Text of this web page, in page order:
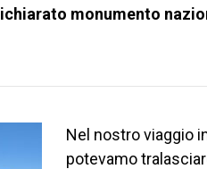
monumento
Nel nostro viaggio
potevamo